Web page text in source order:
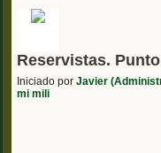
Reservistas.
Iniciado por Javier
mi mili